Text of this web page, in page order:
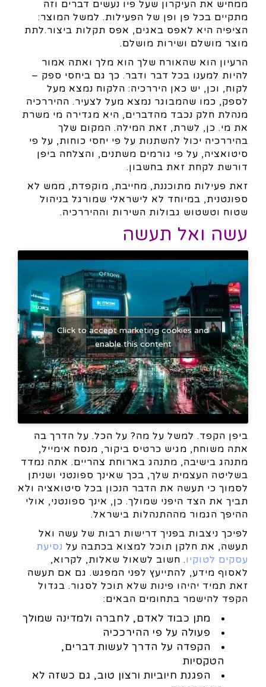
ממחיש את העיקרון שעל פיו נעשים דברים וזה
מתקיים בכל פן ופן של הפעילות. למשל המוצר:
הציפיה היא לאפס באגים, אפס תקלות ביצור.לתת
מוצר מושלם ושירות מושלם.
הרעיון הוא שהאורח שלך הוא מלך ואתה אמור
להיות למענו בכל דבר ודבר. כך גם ביחסי ספק –
לקוח, וכן, יש כאן היררכיה: הלקוח נמצא מעל
לספק, כמו שהמבוגר נמצא מעל לצעיר. ההיררכיה
מנהלת חלק נכבד מהדברים, היא מגדירה מי משרת
את מי. כן, לשרת, זאת המילה. המקום שלך
בהיררכיה יכול להשתנות על פי יחסי כוחות, על פי
סיטואציה, על פי גורמים משתנים, והצלחה ביפן
דורשת לקחת זאת בחשבון.
זאת פעילות מתוכננת, מחייבת, מוקפדת, ממש לא
ספונטנית, במיוחד לא לישראלי שמורגל בניהול
שטוח וטשטוש גבולות השירות וההיררכיה.
עשה ואל תעשה
Click to accept marketing cookies and
enable this content
ביפן הקפד. למשל על מה? על הכל. על הדרך בה
אתה משוחח, מגיש כרטיס ביקור, מנסח אימייל,
מתנהג בישיבה, מתנהג בארוחת צהריים. אתה נמדד
בשליטה העצמית שלך, בכך שאינך ספונטני ושניתן
לסמוך כי תעשה את הדבר הנכון בכל סיטואציה ולא
תביך את הצד היפני שמולך. כן, אינך ספונטני, אולי
ההיפך הגמור מההתנהלות בישראל.
לפיכך ניצבות בפניך דרישות רבות של עשה ואל
תעשה, את חלקן תוכל למצוא בכתבה על נסיעת
עסקים לטוקיו. חשוב לשאול שאלות, לקרוא,
לאסוף מידע, להתייעץ לפני המפגש. גם אם תעשה
זאת תמיד יהיהו פינות שלא תוכל לסגור. בגדול
הקפד להישמר בתחומים הבאים:
מתן כבוד לאדם, לחברה ולמדינה שמולך
פעולה על פי ההירככיה
הקפדה על הדרך לעשות דברים,
הטקסיות
הפגנת חיוביות ורצון טוב, גם כשזה לא